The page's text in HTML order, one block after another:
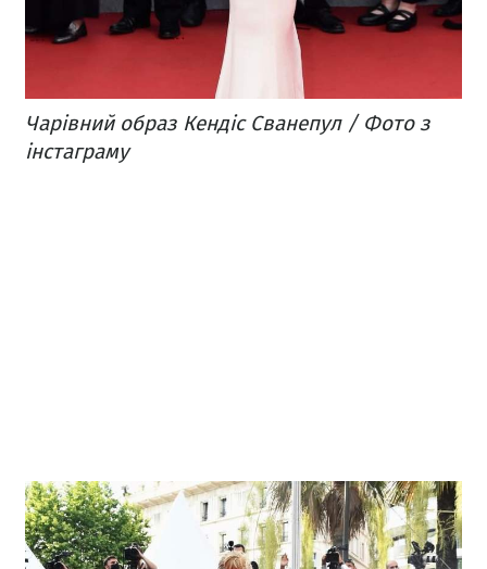
Чарівний образ Кендіс Сванепул / Фото з
інстаграму